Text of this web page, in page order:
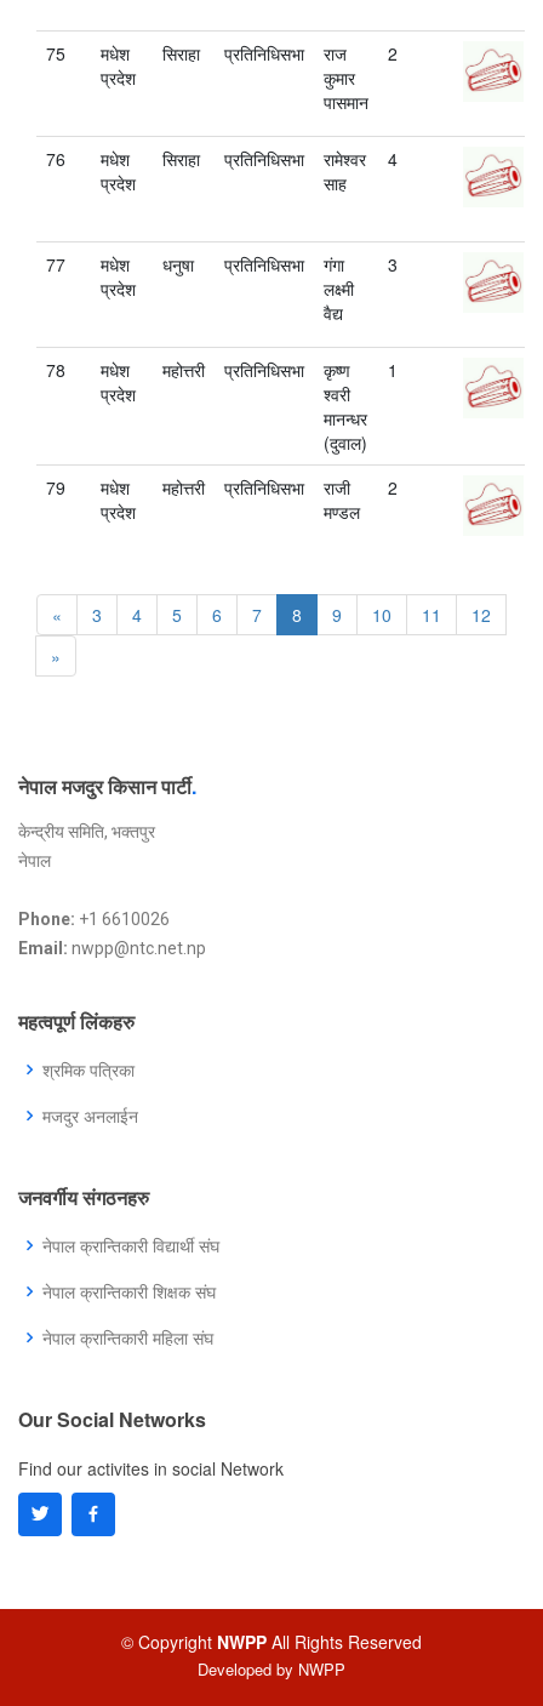
75
मधेश
प्रदेश
सिराहा प्रतिनिधिसभा
राज
कुमार
पासमान
2
76
मधेश
प्रदेश
सिराहा प्रतिनिधिसभा
रामेश्वर
साह
4
77
मधेश
प्रदेश
धनुषा प्रतिनिधिसभा
गंगा
लक्ष्मी
वैद्य
3
78
मधेश
प्रदेश
महोत्तरी प्रतिनिधिसभा
कृष्ण
श्‍वरी
मानन्धर
(दुवाल)
1
79
मधेश
प्रदेश
महोत्तरी प्रतिनिधिसभा
राजी
मण्डल
2
« 3 4 5 6 7 8 9 10 11
12
»
नेपाल मजदुर किसान पार्टी.
केन्द्रीय समिति, भक्तपुर
नेपाल
Phone: +1 6610026
Email: nwpp@ntc.net.np
महत्वपूर्ण लिंकहरु
श्रमिक पत्रिका
मजदुर अनलाईन
जनवर्गीय संगठनहरु
नेपाल क्रान्तिकारी विद्यार्थी संघ
नेपाल क्रान्तिकारी शिक्षक संघ
नेपाल क्रान्तिकारी महिला संघ
Our Social Networks
Find our activites in social Network
© Copyright NWPP All Rights Reserved
Developed by NWPP